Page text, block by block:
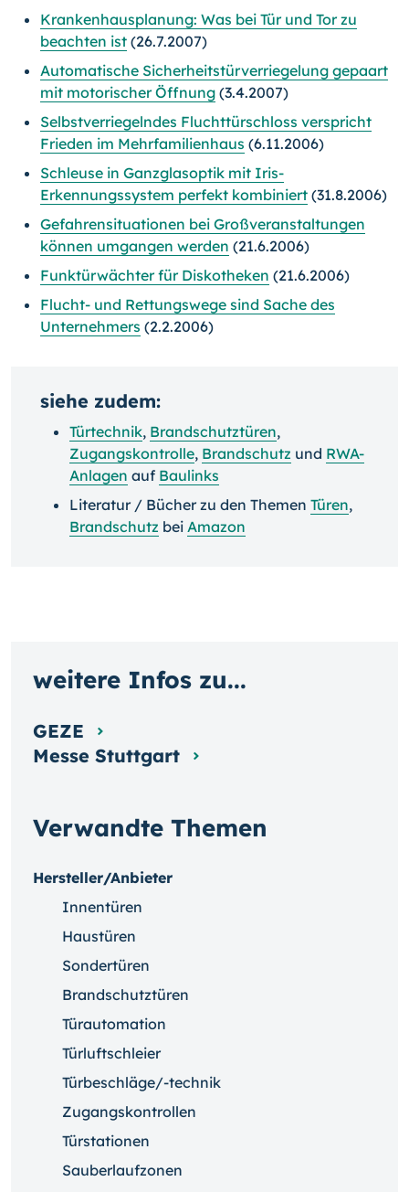
Krankenhausplanung: Was bei Tür und Tor zu
beachten ist (26.7.2007)
Automatische Sicherheitstürverriegelung gepaart
mit motorischer Öffnung (3.4.2007)
Selbstverriegelndes Fluchttürschloss verspricht
Frieden im Mehrfamilienhaus (6.11.2006)
Schleuse in Ganzglasoptik mit Iris-
Erkennungssystem perfekt kombiniert (31.8.2006)
Gefahrensituationen bei Großveranstaltungen
können umgangen werden (21.6.2006)
Funktürwächter für Diskotheken (21.6.2006)
Flucht- und Rettungswege sind Sache des
Unternehmers (2.2.2006)
siehe zudem:
Türtechnik, Brandschutztüren,
Zugangskontrolle, Brandschutz und RWA-
Anlagen auf Baulinks
Literatur / Bücher zu den Themen Türen,
Brandschutz bei Amazon
Verwandte Themen
Hersteller/Anbieter
Innentüren
Haustüren
Sondertüren
Brandschutztüren
Türautomation
Türluftschleier
Türbeschläge/-technik
Zugangskontrollen
Türstationen
Sauberlaufzonen
weitere Infos zu...
GEZE
Messe Stuttgart